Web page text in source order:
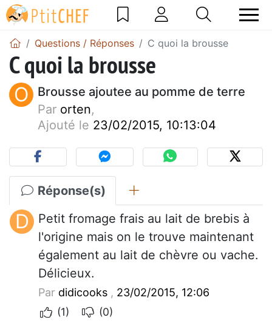
Questions / Réponses C quoi la brousse
C quoi la brousse
O
Brousse ajoutee au pomme de terre
Par orten,
Ajouté le 23/02/2015, 10:13:04
Réponse(s)
D
Petit fromage frais au lait de brebis à
l'origine mais on le trouve maintenant
également au lait de chèvre ou vache.
Délicieux.
Par didicooks , 23/02/2015, 12:06
(1)
(0)